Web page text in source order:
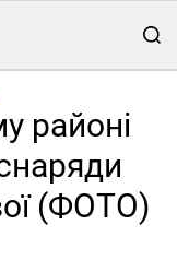
районі
(ФОТО)